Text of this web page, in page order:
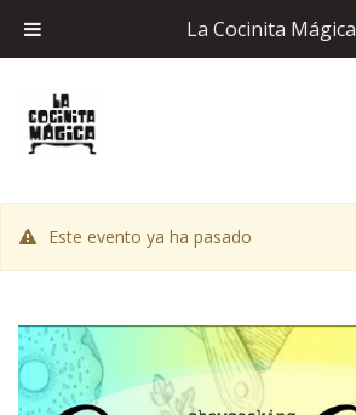
Este evento ya ha pasado
La Cocinita Mágica